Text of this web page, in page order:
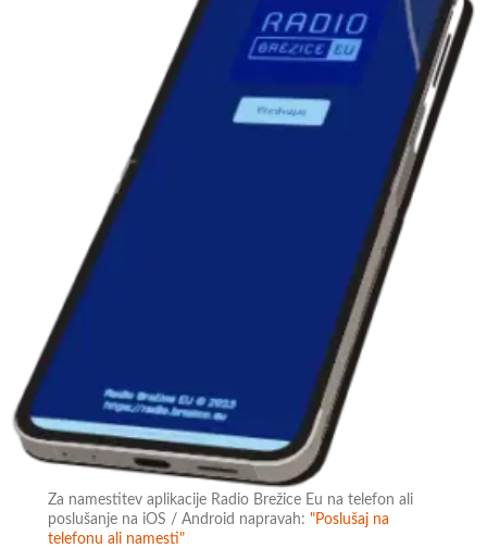
Za namestitev aplikacije Radio Brežice Eu na telefon ali
poslušanje na iOS / Android napravah:"Poslušaj na
telefonu ali namesti"